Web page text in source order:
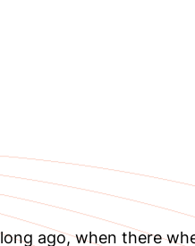
ago, when there